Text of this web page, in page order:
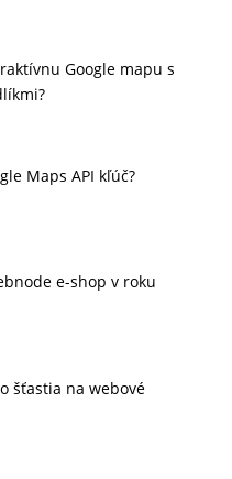
Google mapu s
Maps API kľúč?
e-shop v roku
šťastia na webové